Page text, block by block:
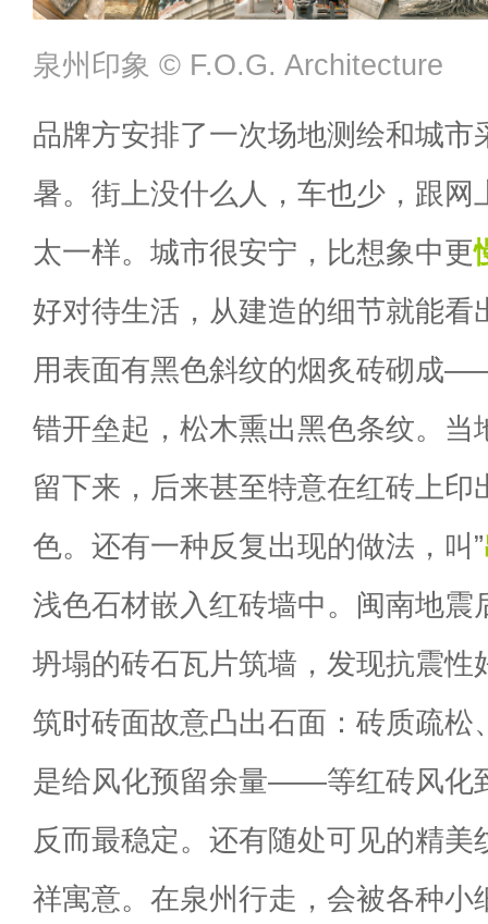
泉州印象 ©️ F.O.G. Architecture
品牌方安排了一次场地测绘和城市
暑。街上没什么人，车也少，跟网
太一样。城市很安宁，比想象中更
好对待生活，从建造的细节就能看
用表面有黑色斜纹的烟炙砖砌成
错开垒起，松木熏出黑色条纹。当
留下来，后来甚至特意在红砖上印
色。还有一种反复出现的做法，叫”
浅色石材嵌入红砖墙中。闽南地震
坍塌的砖石瓦片筑墙，发现抗震性
筑时砖面故意凸出石面：砖质疏松
是给风化预留余量——等红砖风化
反而最稳定。还有随处可见的精美
祥寓意。在泉州行走，会被各种小